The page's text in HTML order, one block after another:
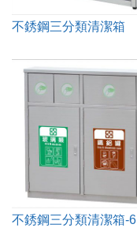
不銹鋼三分類清潔箱
不銹鋼三分類清潔箱-6